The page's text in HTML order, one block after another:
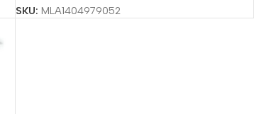
SKU:MLA1404979052